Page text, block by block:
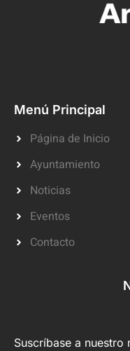
Menú Principal
Página de Inicio
Ayuntamiento
Noticias
Eventos
Contacto
Suscríbase a